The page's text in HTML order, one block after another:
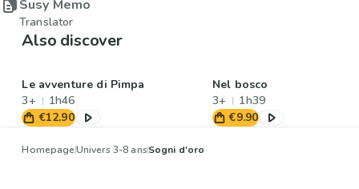
Susy Memo
Translator
Also discover
Le avventure di Pimpa
3+
1h46
€12.90
Nel bosco
3+
1h39
€9.90
HomepageUnivers 3-8 ansSogni d'oro